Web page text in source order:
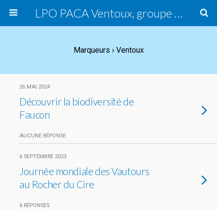
LPO PACA Ventoux, groupe local
Marqueurs › Ventoux
26 MAI 2024
Découvrir la biodiversité de
Faucon
AUCUNE RÉPONSE
6 SEPTEMBRE 2023
Journée mondiale des Vautours
au Rocher du Cire
6 RÉPONSES